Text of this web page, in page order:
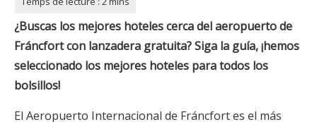
¿Buscas los mejores hoteles cerca del aeropuerto de
Fráncfort con lanzadera gratuita? Siga la guía, ¡hemos
seleccionado los mejores hoteles para todos los
bolsillos!
El Aeropuerto Internacional de Fráncfort es el más